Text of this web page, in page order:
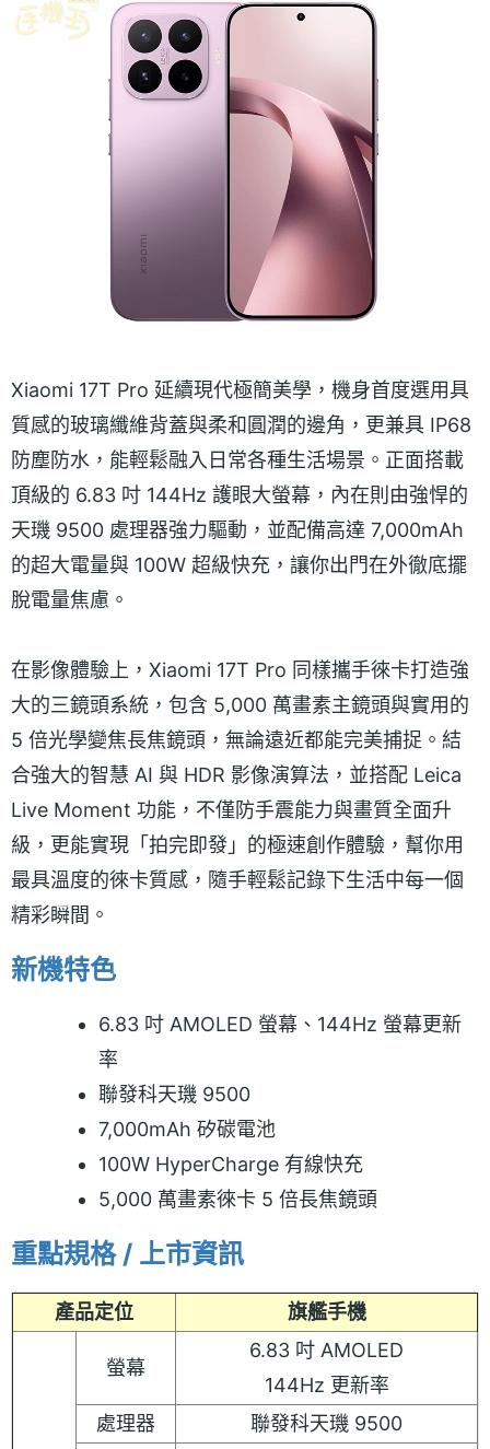
Xiaomi 17T Pro 延續現代極簡美學，機身首度選用具
質感的玻璃纖維背蓋與柔和圓潤的邊角，更兼具 IP68
防塵防水，能輕鬆融入日常各種生活場景。正面搭載
頂級的 6.83 吋 144Hz 護眼大螢幕，內在則由強悍的
天璣 9500 處理器強力驅動，並配備高達 7,000mAh
的超大電量與 100W 超級快充，讓你出門在外徹底擺
脫電量焦慮。
在影像體驗上，Xiaomi 17T Pro 同樣攜手徠卡打造強
大的三鏡頭系統，包含 5,000 萬畫素主鏡頭與實用的
5 倍光學變焦長焦鏡頭，無論遠近都能完美捕捉。結
合強大的智慧 AI 與 HDR 影像演算法，並搭配 Leica
Live Moment 功能，不僅防手震能力與畫質全面升
級，更能實現「拍完即發」的極速創作體驗，幫你用
最具溫度的徠卡質感，隨手輕鬆記錄下生活中每一個
精彩瞬間。
新機特色
6.83 吋 AMOLED 螢幕、144Hz 螢幕更新
率
聯發科天璣 9500
7,000mAh 矽碳電池
100W HyperCharge 有線快充
5,000 萬畫素徠卡 5 倍長焦鏡頭
重點規格 / 上市資訊
產品定位 旗艦手機
螢幕
6.83 吋 AMOLED
144Hz 更新率
處理器
聯發科天璣 9500